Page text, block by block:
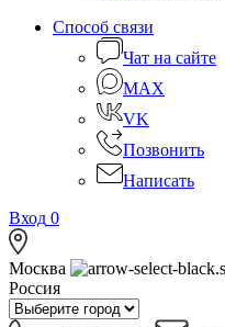
Способ связи
Чат на сайте
MAX
VK
Позвонить
Написать
Вход 0
Москва
Россия